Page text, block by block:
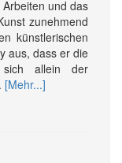
und das
zu­nehmend
künstlerischen
aus, dass er die
allein der
[Mehr...]